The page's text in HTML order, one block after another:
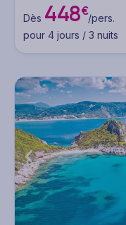
Dès 448€/pers.
pour 4 jours / 3 nuits